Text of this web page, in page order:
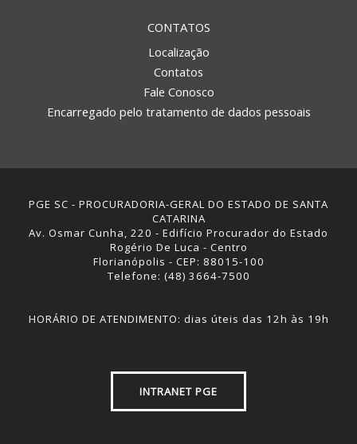
CONTATOS
Localização
Contatos
Fale Conosco
Encarregado pelo tratamento de dados pessoais
PGE SC - PROCURADORIA-GERAL DO ESTADO DE SANTA
CATARINA
Av. Osmar Cunha, 220 - Edifício Procurador do Estado
Rogério De Luca - Centro
Florianópolis - CEP: 88015-100
Telefone: (48) 3664-7500
HORÁRIO DE ATENDIMENTO: dias úteis das 12h às 19h
INTRANET PGE